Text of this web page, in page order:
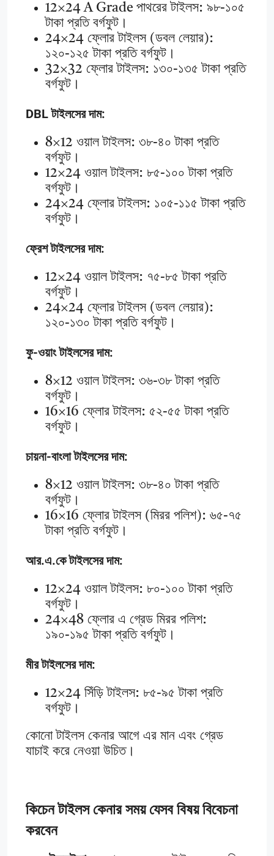
12×24 A Grade পাথরের টাইলস: ৯৮-১০৫
টাকা প্রতি বর্গফুট।
24×24 ফ্লোর টাইলস (ডবল লেয়ার):
১২০-১২৫ টাকা প্রতি বর্গফুট।
32×32 ফ্লোর টাইলস: ১৩০-১৩৫ টাকা প্রতি
বর্গফুট।
DBL টাইলসের দাম:
8×12 ওয়াল টাইলস: ৩৮-৪০ টাকা প্রতি
বর্গফুট।
12×24 ওয়াল টাইলস: ৮৫-১০০ টাকা প্রতি
বর্গফুট।
24×24 ফ্লোর টাইলস: ১০৫-১১৫ টাকা প্রতি
বর্গফুট।
ফ্রেশ টাইলসের দাম:
12×24 ওয়াল টাইলস: ৭৫-৮৫ টাকা প্রতি
বর্গফুট।
24×24 ফ্লোর টাইলস (ডবল লেয়ার):
১২০-১৩০ টাকা প্রতি বর্গফুট।
ফু-ওয়াং টাইলসের দাম:
8×12 ওয়াল টাইলস: ৩৬-৩৮ টাকা প্রতি
বর্গফুট।
16×16 ফ্লোর টাইলস: ৫২-৫৫ টাকা প্রতি
বর্গফুট।
চায়না-বাংলা টাইলসের দাম:
8×12 ওয়াল টাইলস: ৩৮-৪০ টাকা প্রতি
বর্গফুট।
16×16 ফ্লোর টাইলস (মিরর পলিশ): ৬৫-৭৫
টাকা প্রতি বর্গফুট।
আর.এ.কে টাইলসের দাম:
12×24 ওয়াল টাইলস: ৮০-১০০ টাকা প্রতি
বর্গফুট।
24×48 ফ্লোর এ গ্রেড মিরর পলিশ:
১৯০-১৯৫ টাকা প্রতি বর্গফুট।
মীর টাইলসের দাম:
12×24 সিঁড়ি টাইলস: ৮৫-৯৫ টাকা প্রতি
বর্গফুট।
কোনো টাইলস কেনার আগে এর মান এবং গ্রেড
যাচাই করে নেওয়া উচিত।
কিচেন টাইলস কেনার সময় যেসব বিষয় বিবেচনা
করবেন